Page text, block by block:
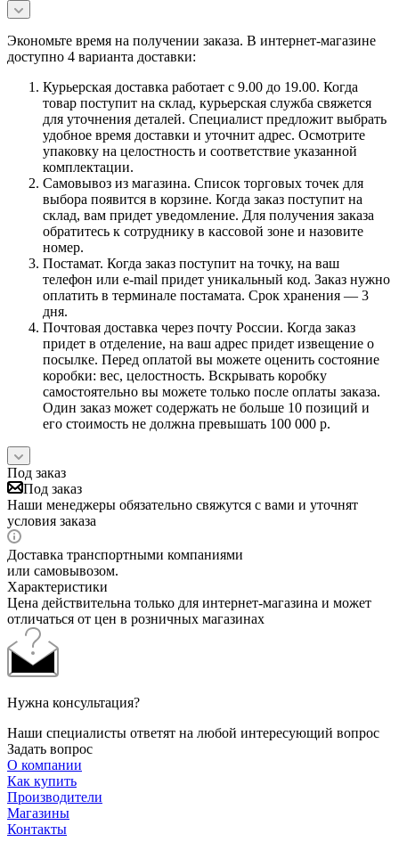
Экономьте время на получении заказа. В интернет-магазине
доступно 4 варианта доставки:
Курьерская доставка работает с 9.00 до 19.00. Когда
товар поступит на склад, курьерская служба свяжется
для уточнения деталей. Специалист предложит выбрать
удобное время доставки и уточнит адрес. Осмотрите
упаковку на целостность и соответствие указанной
комплектации.
Самовывоз из магазина. Список торговых точек для
выбора появится в корзине. Когда заказ поступит на
склад, вам придет уведомление. Для получения заказа
обратитесь к сотруднику в кассовой зоне и назовите
номер.
Постамат. Когда заказ поступит на точку, на ваш
телефон или e-mail придет уникальный код. Заказ нужно
оплатить в терминале постамата. Срок хранения — 3
дня.
Почтовая доставка через почту России. Когда заказ
придет в отделение, на ваш адрес придет извещение о
посылке. Перед оплатой вы можете оценить состояние
коробки: вес, целостность. Вскрывать коробку
самостоятельно вы можете только после оплаты заказа.
Один заказ может содержать не больше 10 позиций и
его стоимость не должна превышать 100 000 р.
Под заказ
Под заказ
Наши менеджеры обязательно свяжутся с вами и уточнят
условия заказа
Доставка транспортными компаниями
или самовывозом.
Характеристики
Цена действительна только для интернет-магазина и может
отличаться от цен в розничных магазинах
Нужна консультация?
Наши специалисты ответят на любой интересующий вопрос
Задать вопрос
О компании
Как купить
Производители
Магазины
Контакты